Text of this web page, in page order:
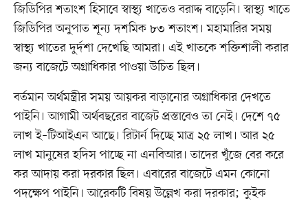
জিডিপির শতাংশ হিসাবে স্বাস্থ্য খাতেও বরাদ্দ বাড়েনি। স্বাস্থ্য খাতে
জিডিপির অনুপাত শূন্য দশমিক ৮৩ শতাংশ। মহামারির সময়
স্বাস্থ্য খাতের দুর্দশা দেখেছি আমরা। এই খাতকে শক্তিশালী করার
জন্য বাজেটে অগ্রাধিকার পাওয়া উচিত ছিল।
বর্তমান অর্থমন্ত্রীর সময় আয়কর বাড়ানোর অগ্রাধিকার দেখতে
পাইনি। আগামী অর্থবছরের বাজেট প্রস্তাবেও তা নেই। দেশে ৭৫
লাখ ই–টিআইএন আছে। রিটার্ন দিচ্ছে মাত্র ২৫ লাখ। আর ২৫
লাখ মানুষের হদিস পাচ্ছে না এনবিআর। তাদের খুঁজে বের করে
কর আদায় করা দরকার ছিল। এবারের বাজেটে এমন কোনো
পদক্ষেপ পাইনি। আরেকটি বিষয় উল্লেখ করা দরকার; কুইক